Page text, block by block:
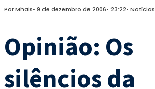
PorMhais• 9 de dezembro de 2006• 23:22• Notícias
Opinião: Os
silêncios da